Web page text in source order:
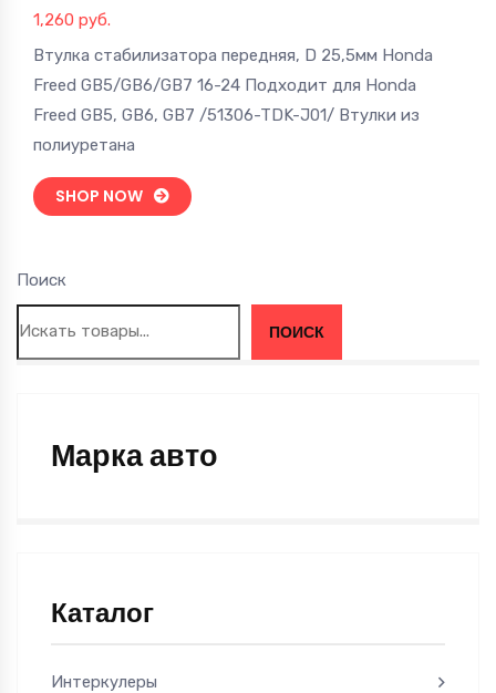
Поиск
ПОИСК
Марка авто
Каталог
Интеркулеры
1,260 руб.
Втулка стабилизатора передняя, D 25,5мм Honda
Freed GB5/GB6/GB7 16-24 Подходит для Honda
Freed GB5, GB6, GB7 /51306-TDK-J01/ Втулки из
полиуретана
SHOP NOW